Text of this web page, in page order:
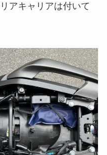
アキャリアは付いて